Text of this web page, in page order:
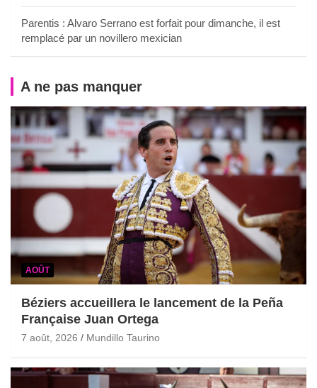
Parentis : Alvaro Serrano est forfait pour dimanche, il est
remplacé par un novillero mexician
A ne pas manquer
AOÛT
Béziers accueillera le lancement de la Peña
Française Juan Ortega
7 août, 2026 Mundillo Taurino